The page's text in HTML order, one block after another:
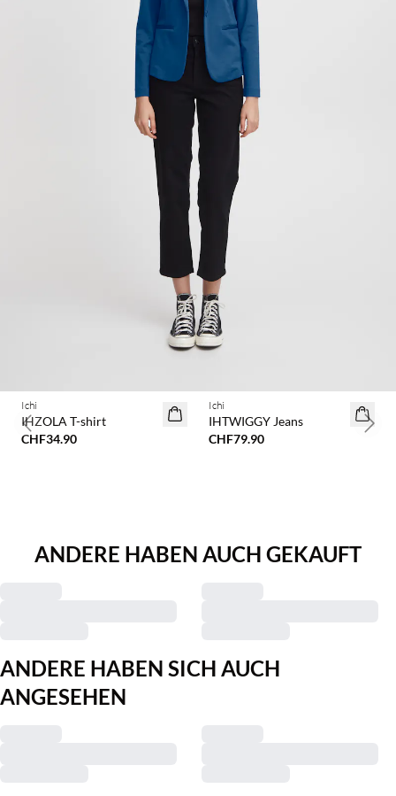
Ichi
IHZOLA T-shirt
CHF34.90
Ichi
IHTWIGGY Jeans
CHF79.90
Previous slide Next
ANDERE HABEN AUCH GEKAUFT
ANDERE HABEN SICH AUCH
ANGESEHEN